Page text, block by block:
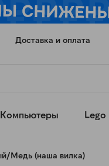
Доставка и оплата
Компьютеры Lego
Медь (наша вилка)